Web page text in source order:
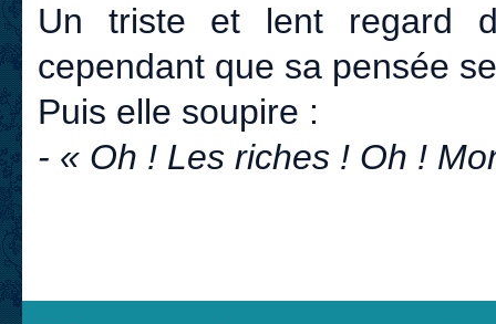
Un triste et lent regard
cependant que sa pensée
Puis elle soupire :
- « Oh ! Les riches ! Oh !